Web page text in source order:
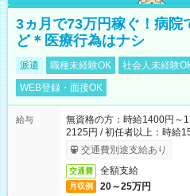
3ヵ月で73万円稼ぐ！病院
ど＊医療行為はナシ
派遣 職種未経験OK 社会人未経験
WEB登録・面接OK
給与
無資格の方：時給1400円～
2125円 / 初任者以上：時給
交通費別途支給あり
交通費 全額支給
月収例 20～25万円